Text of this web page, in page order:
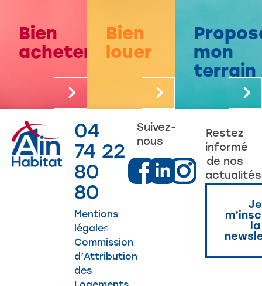
Bien
acheter
Bien
louer
mon
terrain
04
74 22
80
80
Mentions
légales
Commission
d’Attribution
des
Suivez-
nous
Restez
informé
de nos
actualités
Je
la